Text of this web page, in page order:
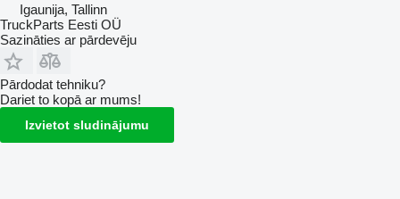
Igaunija, Tallinn
TruckParts Eesti OÜ
Sazināties ar pārdevēju
Pārdodat tehniku?
Dariet to kopā ar mums!
Izvietot sludinājumu